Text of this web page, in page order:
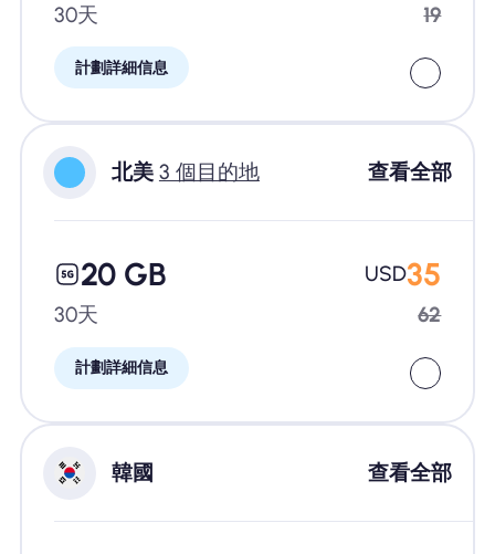
30天
計劃詳細信息
19
北美 3 個目的地 查看全部
20 GB
30天
計劃詳細信息
USD35
62
韓國 查看全部